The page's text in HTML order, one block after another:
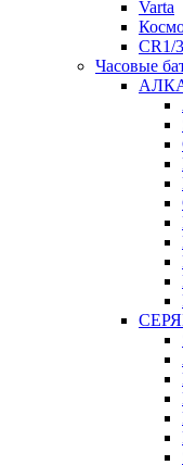
Varta
CR1/
Часовые